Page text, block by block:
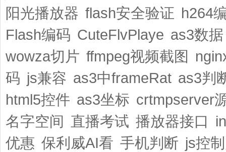
阳光播放器 flash安全验证 h264
Flash编码 CuteFlvPlaye as3数据
wowza切片 ffmpeg视频截图
码 js兼容 as3中frameRat as3判
html5控件 as3坐标 crtmpserver
名字空间 直播考试 播放器接口
优惠 保利威AI看 手机判断 js控